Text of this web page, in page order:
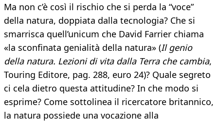
Ma non c’è così il rischio che si perda la “voce”
della natura, doppiata dalla tecnologia? Che si
smarrisca quell’unicum che David Farrier chiama
«la sconfinata genialità della natura» (Il genio
della natura. Lezioni di vita dalla Terra che cambia,
Touring Editore, pag. 288, euro 24)? Quale segreto
ci cela dietro questa attitudine? In che modo si
esprime? Come sottolinea il ricercatore britannico,
la natura possiede una vocazione alla